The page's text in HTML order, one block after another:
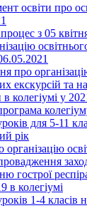
освіти про
з 05
про
екскурсій та
колегіумі у
для 5-11
рік
організацію
гострої
в колегіумі
1-4 класів